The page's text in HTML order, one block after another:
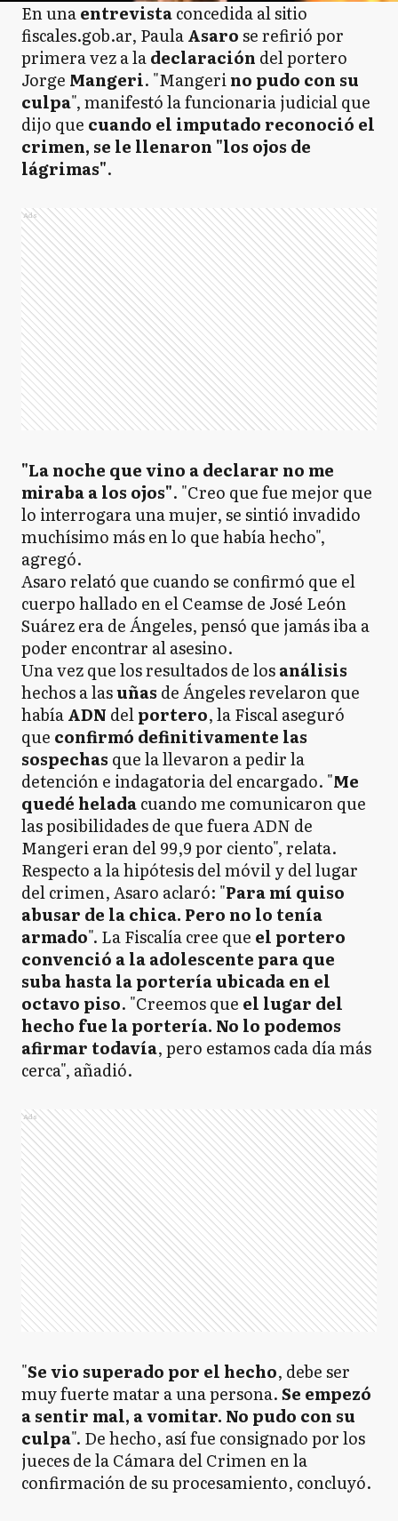
En unaentrevistaconcedida al sitio
fiscales.gob.ar, PaulaAsarose refirió por
primera vez a ladeclaración del portero
Jorge Mangeri. "Mangerino pudo con su
culpa", manifestó la funcionaria judicial que
dijo que cuando el imputado reconoció el
crimen, se le llenaron "los ojos de
lágrimas".
Ads
"La noche que vino a declarar no me
miraba a los ojos". "Creo que fue mejor que
lo interrogara una mujer, se sintió invadido
muchísimo más en lo que había hecho",
agregó.
Asaro relató que cuando se confirmó que el
cuerpo hallado en el Ceamse de José León
Suárez era de Ángeles, pensó que jamás iba a
poder encontrar al asesino.
Una vez que los resultados de losanálisis
hechos a lasuñas de Ángeles revelaron que
habíaADN delportero, la Fiscal aseguró
que confirmó definitivamente las
sospechas que la llevaron a pedir la
detención e indagatoria del encargado. "Me
quedé heladacuando me comunicaron que
las posibilidades de que fuera ADN de
Mangeri eran del 99,9 por ciento", relata.
Respecto a la hipótesis del móvil y del lugar
del crimen, Asaro aclaró: "Para mí quiso
abusar de la chica. Pero no lo tenía
armado". La Fiscalía cree que el portero
convenció a la adolescente para que
suba hasta la portería ubicada en el
octavo piso. "Creemos que el lugar del
hecho fue la portería. No lo podemos
afirmar todavía, pero estamos cada día más
cerca", añadió.
Ads
"Se vio superado por el hecho, debe ser
muy fuerte matar a una persona.Se empezó
a sentir mal, a vomitar. No pudo con su
culpa". De hecho, así fue consignado por los
jueces de la Cámara del Crimen en la
confirmación de su procesamiento, concluyó.